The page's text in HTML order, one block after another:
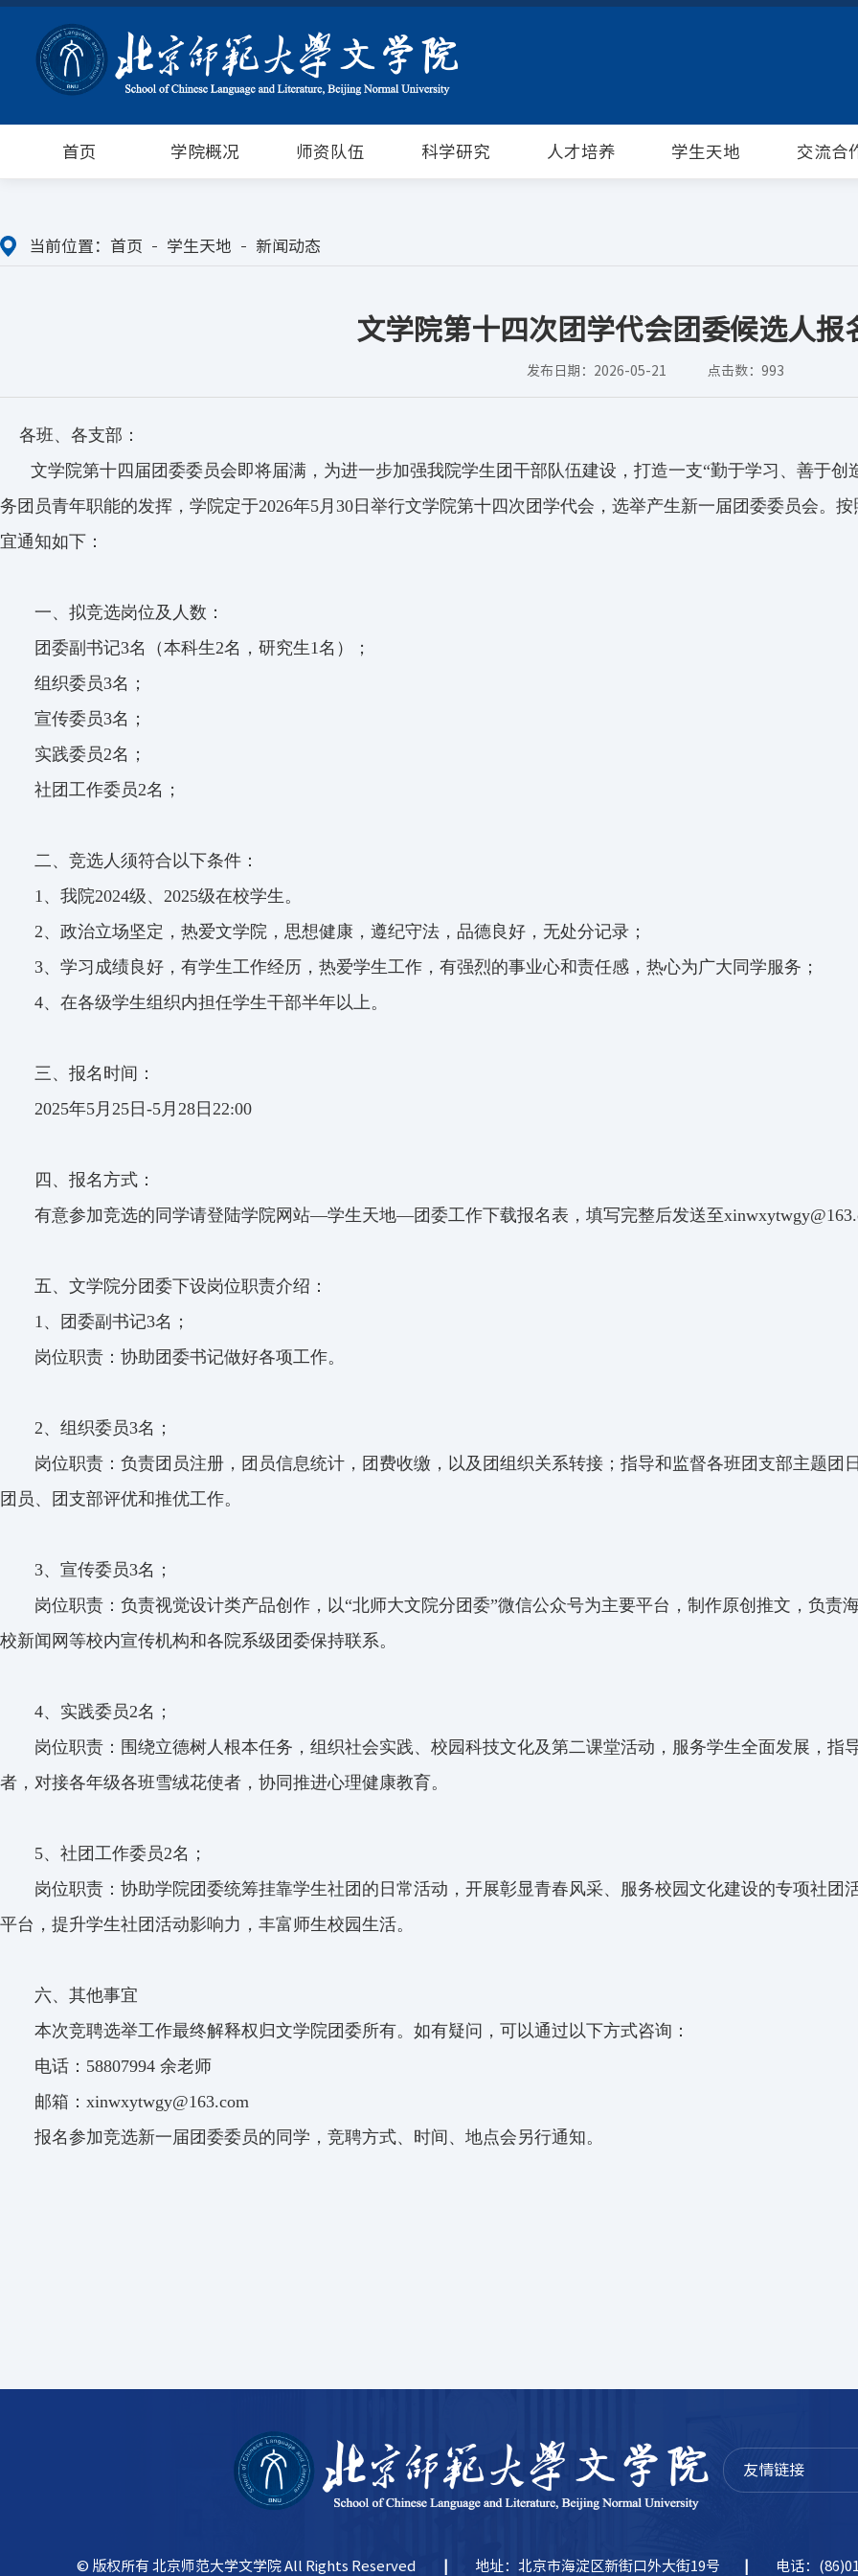
首页 学院概况 师资队伍 科学研究 人才培养 学生天地 交流合
当前位置： 首页 学生天地 新闻动态
文学院第十四次团学代会团委候选人报
发布日期：2026-05-21 点击数： 993
各班、各支部：
文学院第十四届团委委员会即将届满，为进一步加强我院学生团干部队伍建设，打造一支“勤于学习、善于
务团员青年职能的发挥，学院定于2026年5月30日举行文学院第十四次团学代会，选举产生新一届团委委员会。
宜通知如下：
一、拟竞选岗位及人数：
团委副书记3名（本科生2名，研究生1名）；
组织委员3名；
宣传委员3名；
实践委员2名；
社团工作委员2名；
二、竞选人须符合以下条件：
1、我院2024级、2025级在校学生。
2、政治立场坚定，热爱文学院，思想健康，遵纪守法，品德良好，无处分记录；
3、学习成绩良好，有学生工作经历，热爱学生工作，有强烈的事业心和责任感，热心为广大同学服务；
4、在各级学生组织内担任学生干部半年以上。
三、报名时间：
2025年5月25日-5月28日22:00
四、报名方式：
有意参加竞选的同学请登陆学院网站—学生天地—团委工作下载报名表，填写完整后发送至
五、文学院分团委下设岗位职责介绍：
1、团委副书记3名；
岗位职责：协助团委书记做好各项工作。
2、组织委员3名；
岗位职责：负责团员注册，团员信息统计，团费收缴，以及团组织关系转接；指导和监督各班团支部主题
团员、团支部评优和推优工作。
3、宣传委员3名；
岗位职责：负责视觉设计类产品创作，以“北师大文院分团委”微信公众号为主要平台，制作原创推文，负责
校新闻网等校内宣传机构和各院系级团委保持联系。
4、实践委员2名；
岗位职责：围绕立德树人根本任务，组织社会实践、校园科技文化及第二课堂活动，服务学生全面发展，
者，对接各年级各班雪绒花使者，协同推进心理健康教育。
5、社团工作委员2名；
岗位职责：协助学院团委统筹挂靠学生社团的日常活动，开展彰显青春风采、服务校园文化建设的专项社
平台，提升学生社团活动影响力，丰富师生校园生活。
六、其他事宜
本次竞聘选举工作最终解释权归文学院团委所有。如有疑问，可以通过以下方式咨询：
电话：58807994 余老师
邮箱：xinwxytwgy@163.com
报名参加竞选新一届团委委员的同学，竞聘方式、时间、地点会另行通知。
友情链接
© 版权所有 北京师范大学文学院 All Rights Reserved 地址：北京市海淀区新街口外大街19号 电话：